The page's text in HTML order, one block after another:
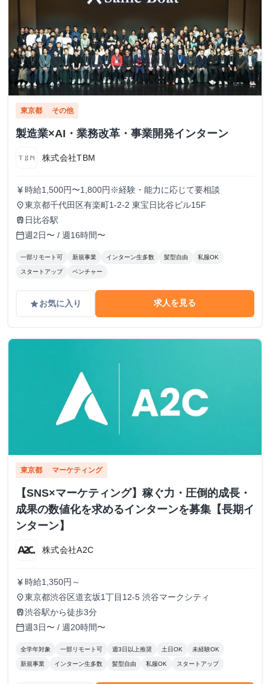
東京都 その他
製造業×AI・業務改革・事業開発インターン
株式会社TBM
currency_yen 時給1,500円〜1,800円※経験・能力に応じて要相談
place東京都千代田区有楽町1-2-2 東宝日比谷ビル15F
train 日比谷駅
calendar_today週2日〜 / 週16時間〜
一部リモート可 新規事業 インターン生多数 髪型自由 私服OK
スタートアップ ベンチャー
gradeお気に入り 求人を見る
東京都 マーケティング
【SNS×マーケティング】稼ぐ力・圧倒的成長・
成果の数値化を求めるインターンを募集【長期イ
ンターン】
株式会社A2C
currency_yen 時給1,350円～
place東京都渋谷区道玄坂1丁目12-5 渋谷マークシティ
train渋谷駅から徒歩3分
calendar_today週3日〜 / 週20時間〜
全学年対象 一部リモート可 週3日以上推奨 土日OK 未経験OK
新規事業 インターン生多数 髪型自由 私服OK スタートアップ